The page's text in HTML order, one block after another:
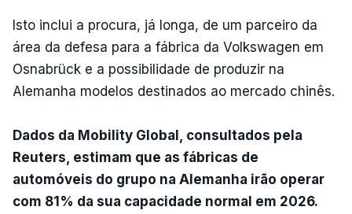
Isto inclui a procura, já longa, de um parceiro da
área da defesa para a fábrica da Volkswagen em
Osnabrück e a possibilidade de produzir na
Alemanha modelos destinados ao mercado chinês.
Dados da Mobility Global, consultados pela
Reuters, estimam que as fábricas de
automóveis do grupo na Alemanha irão operar
com 81% da sua capacidade normal em 2026.